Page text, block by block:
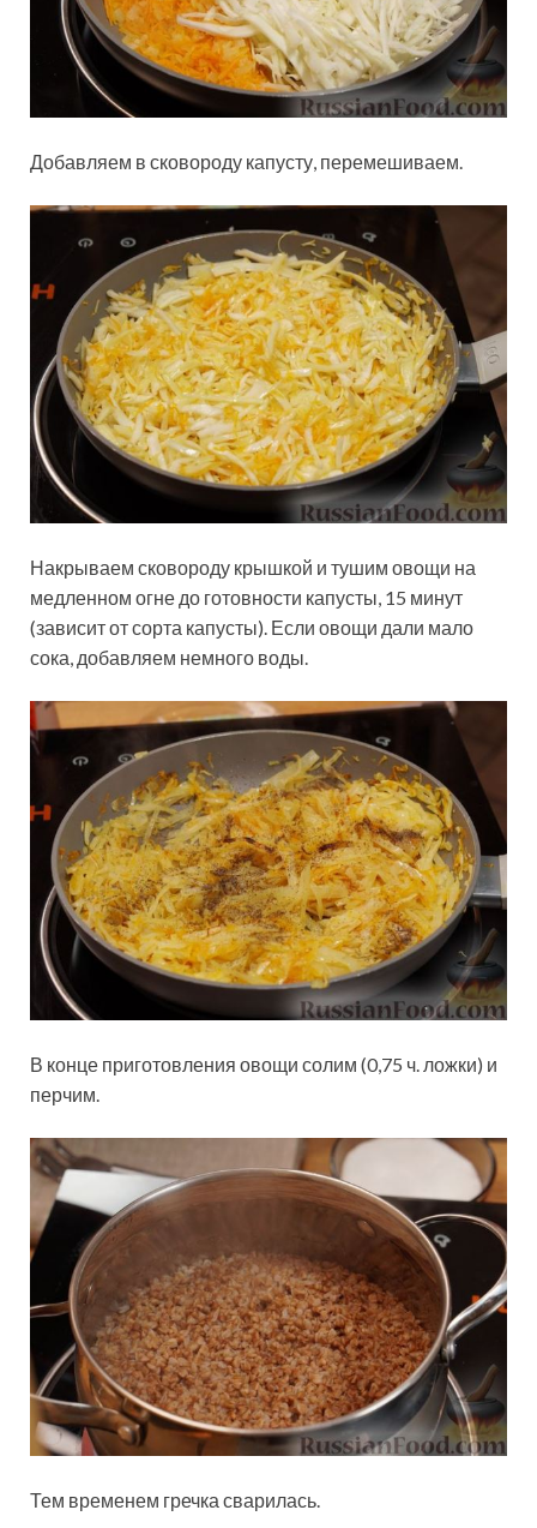
Добавляем в сковороду капусту, перемешиваем.
Накрываем сковороду крышкой и тушим овощи на
медленном огне до готовности капусты, 15 минут
(зависит от сорта капусты). Если овощи дали мало
сока, добавляем немного воды.
В конце приготовления овощи солим (0,75 ч. ложки) и
перчим.
Тем временем гречка сварилась.